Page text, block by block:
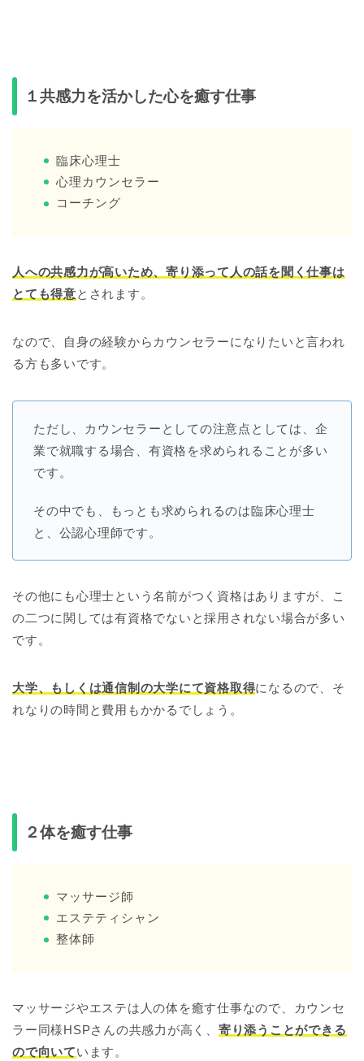
１共感力を活かした心を癒す仕事
臨床心理士
心理カウンセラー
コーチング
人への共感力が高いため、寄り添って人の話を聞く仕事は
とても得意とされます。
なので、自身の経験からカウンセラーになりたいと言われ
る方も多いです。
ただし、カウンセラーとしての注意点としては、企
業で就職する場合、有資格を求められることが多い
です。
その中でも、もっとも求められるのは臨床心理士
と、公認心理師です。
その他にも心理士という名前がつく資格はありますが、こ
の二つに関しては有資格でないと採用されない場合が多い
です。
大学、もしくは通信制の大学にて資格取得になるので、そ
れなりの時間と費用もかかるでしょう。
２体を癒す仕事
マッサージ師
エステティシャン
整体師
マッサージやエステは人の体を癒す仕事なので、カウンセ
ラー同様HSPさんの共感力が高く、 寄り添うことができる
ので向いています。